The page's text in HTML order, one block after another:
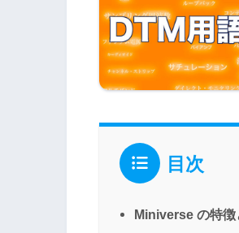
目次
Miniverse の特徴